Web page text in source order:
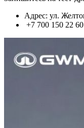
Адрес: ул.
+7 700 150 22 60